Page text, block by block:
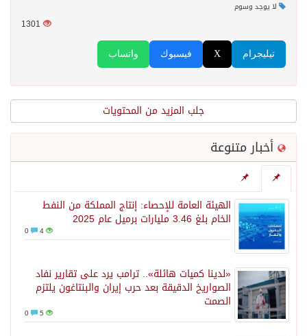
لا يوجد وسوم
1301
واتساب فيسبوك X تيليجرام
جلب المزيد من المحتويات
أخبار متنوعة
الهيئة العامة للإحصاء: إنتاج المملكة من النفط
الخام بلغ 3.46 مليارات برميل عام 2025
4
«لدينا كميات هائلة».. ترامب يرد على تقارير نفاد
الصواريخ الدقيقة بعد حرب إيران والبنتاغون يلتزم
الصمت
5